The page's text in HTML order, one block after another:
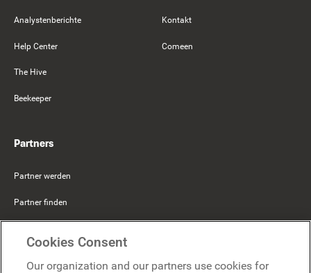
Analystenberichte
Help Center
The Hive
Beekeeper
Kontakt
Comeen
Partners
Partner werden
Partner finden
Cookies Consent
Our organization and our partners use cookies for